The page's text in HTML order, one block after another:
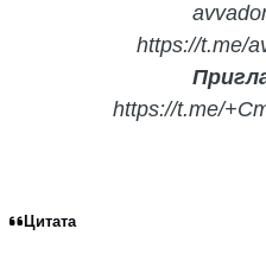
https://t.me/
https://t.me/
Цитата